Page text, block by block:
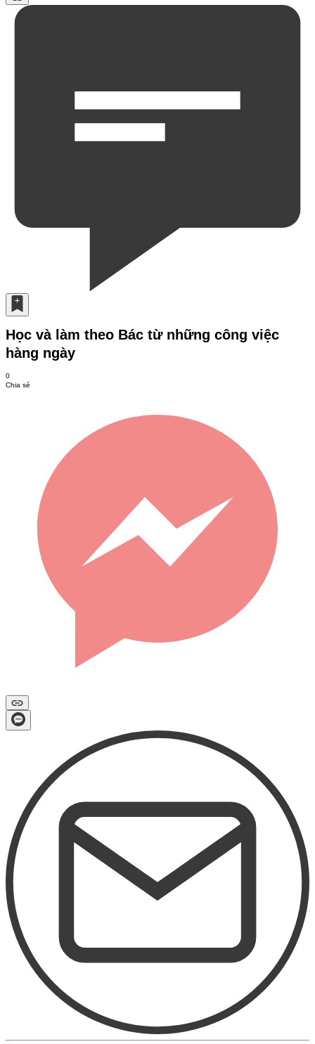
Học và làm theo Bác từ những công việc
hàng ngày
0
Chia sẻ